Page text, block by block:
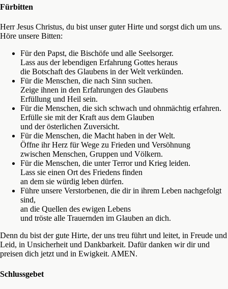
Fürbitten
Herr Jesus Christus, du bist unser guter Hirte und sorgst dich um uns.
Höre unsere Bitten:
Für den Papst, die Bischöfe und alle Seelsorger.
Lass aus der lebendigen Erfahrung Gottes heraus
die Botschaft des Glaubens in der Welt verkünden.
Für die Menschen, die nach Sinn suchen.
Zeige ihnen in den Erfahrungen des Glaubens
Erfüllung und Heil sein.
Für die Menschen, die sich schwach und ohnmächtig erfahren.
Erfülle sie mit der Kraft aus dem Glauben
und der österlichen Zuversicht.
Für die Menschen, die Macht haben in der Welt.
Öffne ihr Herz für Wege zu Frieden und Versöhnung
zwischen Menschen, Gruppen und Völkern.
Für die Menschen, die unter Terror und Krieg leiden.
Lass sie einen Ort des Friedens finden
an dem sie würdig leben dürfen.
Führe unsere Verstorbenen, die dir in ihrem Leben nachgefolgt
sind,
an die Quellen des ewigen Lebens
und tröste alle Trauernden im Glauben an dich.
Denn du bist der gute Hirte, der uns treu führt und leitet, in Freude und
Leid, in Unsicherheit und Dankbarkeit. Dafür danken wir dir und
preisen dich jetzt und in Ewigkeit. AMEN.
Schlussgebet